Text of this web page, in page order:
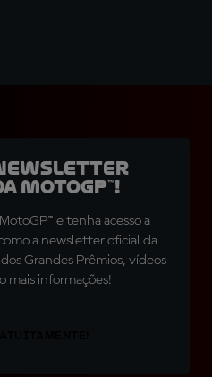
newsletter
MotoGP™!
e tenha acesso a
a newsletter oficial da
Grandes Prêmios, vídeos
mais informações!